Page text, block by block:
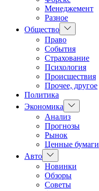
Менеджемент
Разное
Общество Показать
подменю
Право
События
Страхование
Психология
Происшествия
Прочее, другое
Политика
Экономика
Показать
подменю
Анализ
Прогнозы
Рынок
Ценные бумаги
Авто Показать
подменю
Новинки
Обзоры
Советы